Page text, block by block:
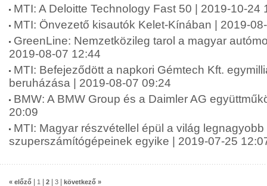
MTI: A Deloitte Technology Fast 50 | 2019-10-24
MTI: Önvezető kisautók Kelet-Kínában | 2019-
GreenLine: Nemzetközileg tarol a magyar
2019-08-07 12:44
MTI: Befejeződött a napkori Gémtech Kft.
beruházása | 2019-08-07 09:24
BMW: A BMW Group és a Daimler AG
20:09
MTI: Magyar részvétellel épül a világ
szuperszámítógépeinek egyike | 2019-07-25
« előző 1 2 3 következő »